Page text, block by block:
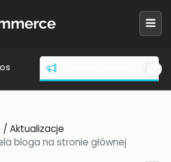
🚀 Wykaz zmian /
/ Aktualizacje
bloga na stronie głównej